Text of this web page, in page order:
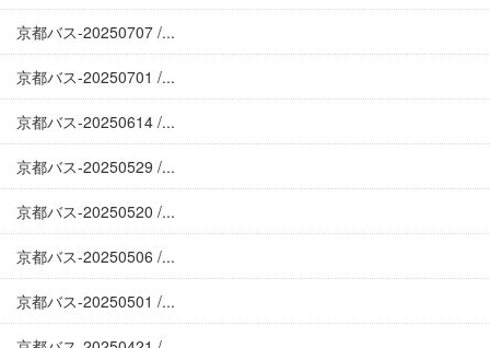
京都バス-20250707 /...
京都バス-20250701 /...
京都バス-20250614 /...
京都バス-20250529 /...
京都バス-20250520 /...
京都バス-20250506 /...
京都バス-20250501 /...